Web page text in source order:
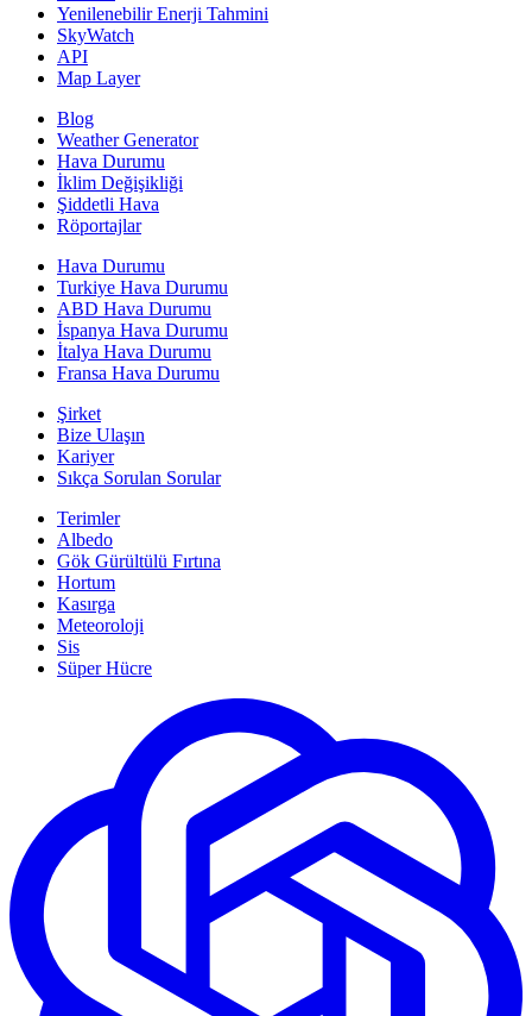
Yenilenebilir Enerji Tahmini
SkyWatch
API
Map Layer
Blog
Weather Generator
Hava Durumu
İklim Değişikliği
Şiddetli Hava
Röportajlar
Hava Durumu
Turkiye Hava Durumu
ABD Hava Durumu
İspanya Hava Durumu
İtalya Hava Durumu
Fransa Hava Durumu
Şirket
Bize Ulaşın
Kariyer
Sıkça Sorulan Sorular
Terimler
Albedo
Gök Gürültülü Fırtına
Hortum
Kasırga
Meteoroloji
Sis
Süper Hücre